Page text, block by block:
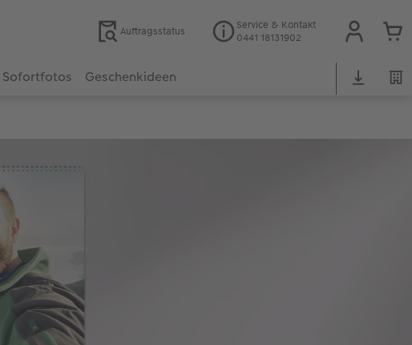
Auftragsstatus
Service & Kontakt
0441 18131902
Sofortfotos Geschenkideen